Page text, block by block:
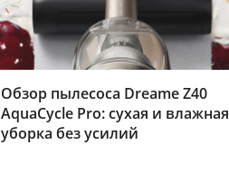
Обзор пылесоса Dreame Z40
AquaCycle Pro: сухая и влажная
уборка без усилий